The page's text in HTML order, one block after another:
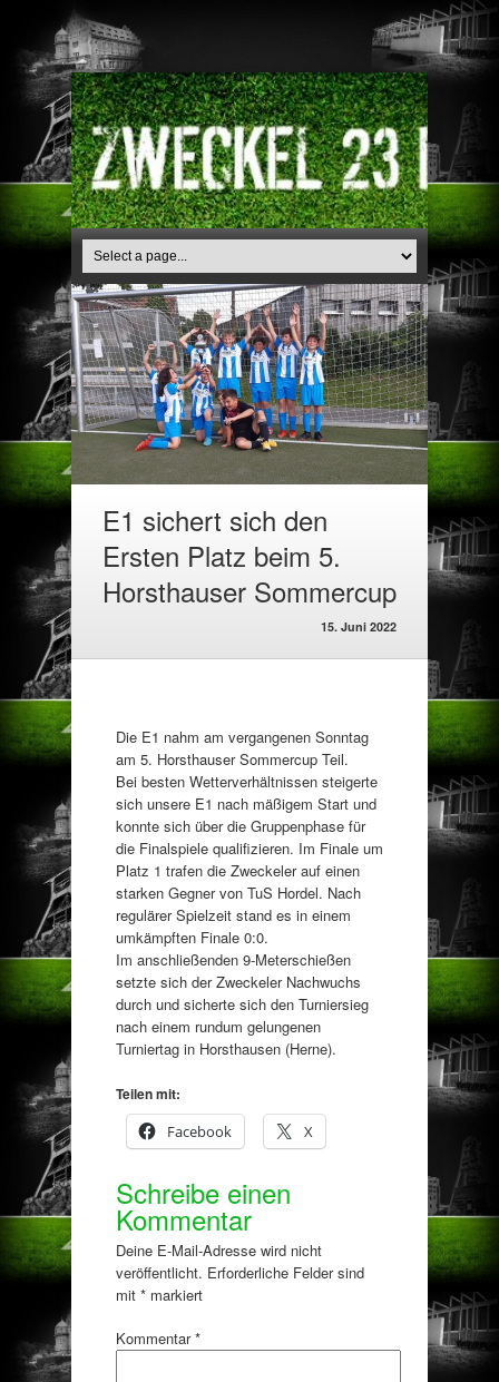
E1 sichert sich den
Ersten Platz beim 5.
Horsthauser Sommercup
15. Juni 2022
Die E1 nahm am vergangenen Sonntag
am 5. Horsthauser Sommercup Teil.
Bei besten Wetterverhältnissen steigerte
sich unsere E1 nach mäßigem Start und
konnte sich über die Gruppenphase für
die Finalspiele qualifizieren. Im Finale um
Platz 1 trafen die Zweckeler auf einen
starken Gegner von TuS Hordel. Nach
regulärer Spielzeit stand es in einem
umkämpften Finale 0:0.
Im anschließenden 9-Meterschießen
setzte sich der Zweckeler Nachwuchs
durch und sicherte sich den Turniersieg
nach einem rundum gelungenen
Turniertag in Horsthausen (Herne).
Teilen mit:
Facebook
X
Schreibe einen
Kommentar
Deine E-Mail-Adresse wird nicht
veröffentlicht. Erforderliche Felder sind
mit * markiert
Kommentar*